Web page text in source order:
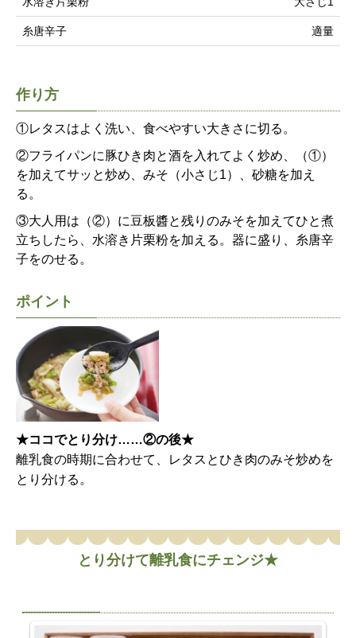
糸唐辛子 適量
作り方
①レタスはよく洗い、食べやすい大きさに切る。
②フライパンに豚ひき肉と酒を入れてよく炒め、（①）
を加えてサッと炒め、みそ（小さじ1）、砂糖を加え
る。
③大人用は（②）に豆板醬と残りのみそを加えてひと煮
立ちしたら、水溶き片栗粉を加える。器に盛り、糸唐辛
子をのせる。
ポイント
★ココでとり分け……②の後★
離乳食の時期に合わせて、レタスとひき肉のみそ炒めを
とり分ける。
とり分けて離乳食にチェンジ★